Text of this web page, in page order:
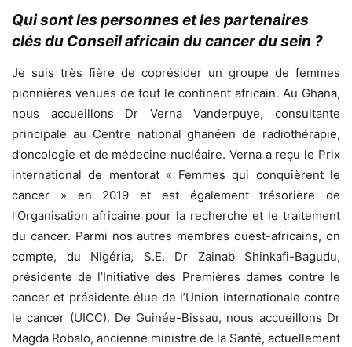
Qui sont les personnes et les partenaires
clés du Conseil africain du cancer du sein ?
Je suis très fière de coprésider un groupe de femmes
pionnières venues de tout le continent africain. Au Ghana,
nous accueillons Dr Verna Vanderpuye, consultante
principale au Centre national ghanéen de radiothérapie,
d’oncologie et de médecine nucléaire. Verna a reçu le Prix
international de mentorat « Femmes qui conquièrent le
cancer » en 2019 et est également trésorière de
l’Organisation africaine pour la recherche et le traitement
du cancer. Parmi nos autres membres ouest-africains, on
compte, du Nigéria, S.E. Dr Zainab Shinkafi-Bagudu,
présidente de l’Initiative des Premières dames contre le
cancer et présidente élue de l’Union internationale contre
le cancer (UICC). De Guinée-Bissau, nous accueillons Dr
Magda Robalo, ancienne ministre de la Santé, actuellement